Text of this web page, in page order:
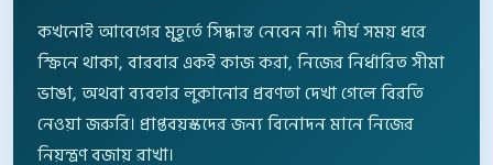
কখনোই আবেগের মুহূর্তে সিদ্ধান্ত নেবেন না। দীর্ঘ সময় ধরে
স্ক্রিনে থাকা, বারবার একই কাজ করা, নিজের নির্ধারিত সীমা
ভাঙা, অথবা ব্যবহার লুকানোর প্রবণতা দেখা গেলে বিরতি
নেওয়া জরুরি। প্রাপ্তবয়স্কদের জন্য বিনোদন মানে নিজের
নিয়ন্ত্রণ বজায় রাখা।